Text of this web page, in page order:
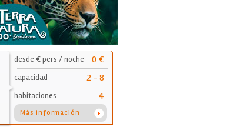
desde € pers / noche 0 €
capacidad 2 - 8
habitaciones 4
Más información